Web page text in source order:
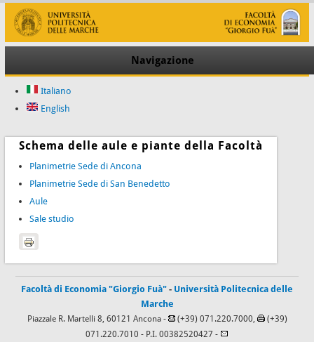
Navigazione
Italiano
English
Schema delle aule e piante della Facoltà
Planimetrie Sede di Ancona
Planimetrie Sede di San Benedetto
Aule
Sale studio
Facoltà di Economia "Giorgio Fuà" - Università Politecnica delle
Marche
Piazzale R. Martelli 8, 60121 Ancona - (+39) 071.220.7000,
(+39)
071.220.7010 - P.I. 00382520427 -